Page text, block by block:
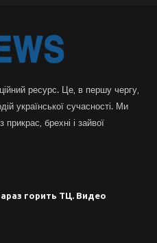
ресурс. Це, в першу чергу,
української сучасності. Ми
брехні і зайвої
горить ТЦ. Видео